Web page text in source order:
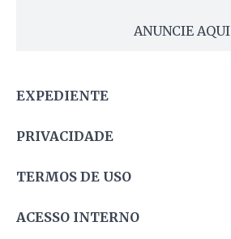
ANUNCIE AQUI
EXPEDIENTE
PRIVACIDADE
TERMOS DE USO
ACESSO INTERNO